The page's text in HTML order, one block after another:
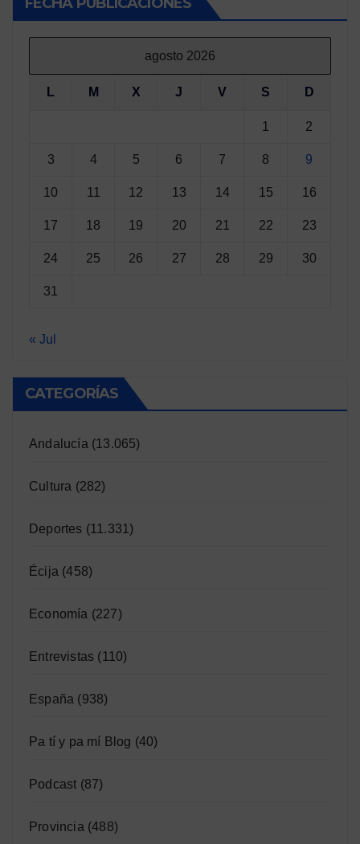
agosto 2026
L M X J V S D
1 2
3 4 5 6 7 8 9
10 11 12 13 14 15 16
17 18 19 20 21 22 23
24 25 26 27 28 29 30
31
« Jul
CATEGORÍAS
Andalucía (13.065)
Cultura (282)
Deportes (11.331)
Écija (458)
Economía (227)
Entrevistas (110)
España (938)
Pa tí y pa mí Blog (40)
Podcast (87)
Provincia (488)